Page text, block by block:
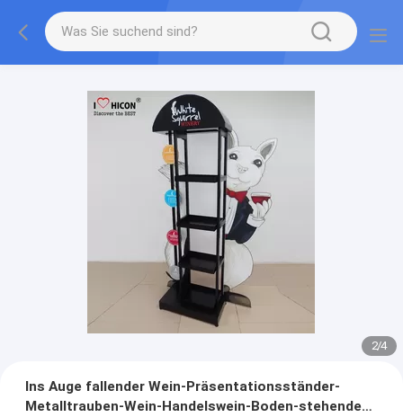
2/4
Ins Auge fallender Wein-Präsentationsständer-
Metalltrauben-Wein-Handelswein-Boden-stehendes